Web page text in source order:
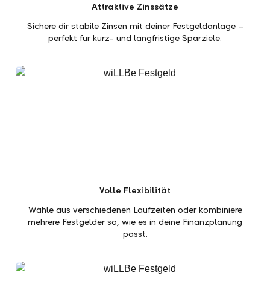
Attraktive Zinssätze
Sichere dir stabile Zinsen mit deiner Festgeldanlage –
perfekt für kurz- und langfristige Sparziele.
Volle Flexibilität
Wähle aus verschiedenen Laufzeiten oder kombiniere
mehrere Festgelder so, wie es in deine Finanzplanung
passt.